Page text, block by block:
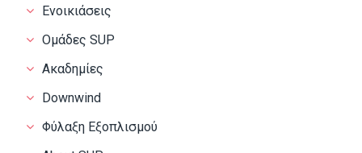
Ενοικιάσεις
Ομάδες SUP
Ακαδημίες
Downwind
Φύλαξη Εξοπλισμού